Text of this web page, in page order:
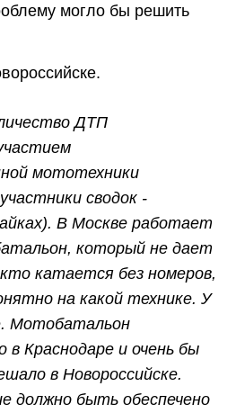
могло бы решить
ДТП
мототехники
сводок -
В Москве работает
который не дает
катается без номеров,
на какой технике. У
Мотобатальон
Краснодаре и очень бы
в Новороссийске.
должно быть обеспечено